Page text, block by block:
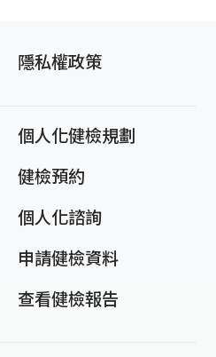
隱私權政策
個人化健檢規劃
健檢預約
個人化諮詢
申請健檢資料
查看健檢報告